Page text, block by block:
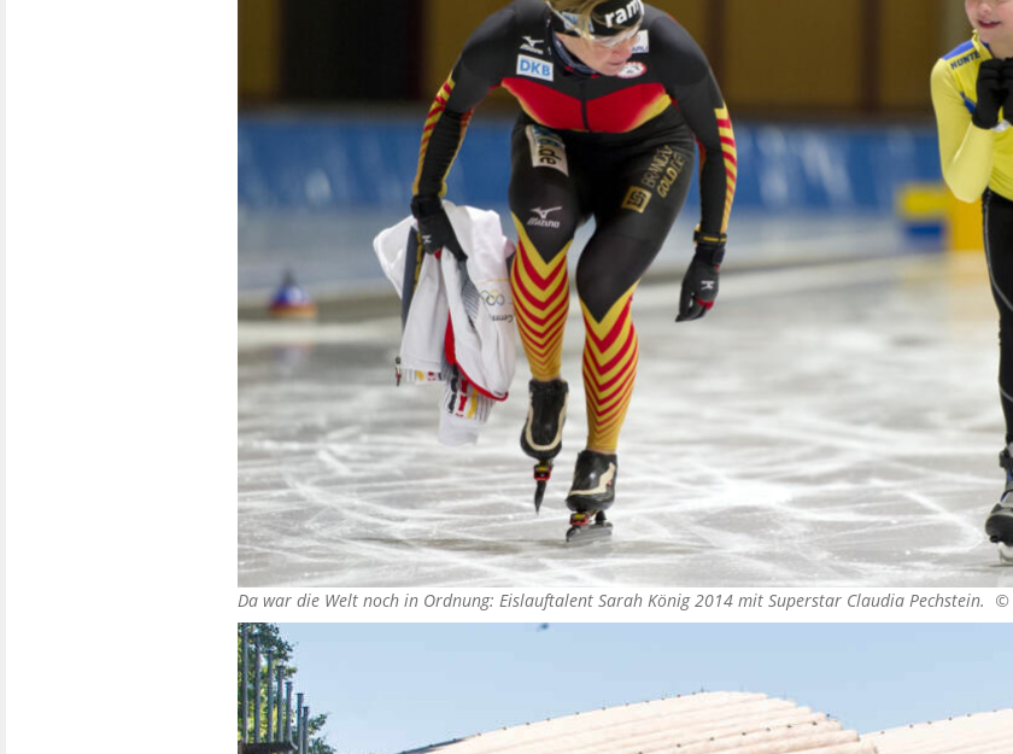
Da war die Welt noch in Ordnung: Eislauftalent Sarah König 2014 mit Superstar Claudia Pechstein. ©